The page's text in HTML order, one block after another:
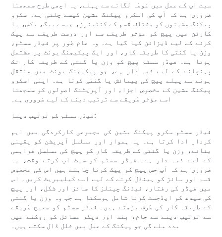
سیٹ اپ کے عمل میں غوطہ لگانے سے پہلے، یہ اچھی طرح سمجھنا
ضروری ہے کہ آپ کی اسکرو پیکنگ مشین کیسے چلتی ہے۔ سکرو
پیکنگ مشینوں کو مختلف قسم کے کنٹینرز، جیسے بیگ، بکس، یا
کارٹن میں پیچ کو مؤثر طریقے سے اور درست طریقے سے پیک
کرنے کے لیے ڈیزائن کیا گیا ہے۔ وہ عام طور پر فیڈر سسٹم،
وزن یا گنتی کا طریقہ کار، اور ایک پیکیجنگ یونٹ پر مشتمل
ہوتا ہے۔ فیڈر سسٹم پیچ کو وزن یا گنتی کے طریقہ کار تک
پہنچانے کے لیے ذمہ دار ہے، جو پیکیجنگ یونٹ میں منتقل
ہونے سے پہلے پیچ کی پیمائش یا گنتی کرتا ہے۔ اپنی اسکرو
پیکنگ مشین کے مخصوص اجزاء اور آپریٹنگ اصولوں کو سمجھنا
اسے مؤثر طریقے سے ترتیب دینے کے لیے ضروری ہے۔
فیڈر سسٹم کو ترتیب دینا:
فیڈر سسٹم سکرو پیکنگ مشین کی مجموعی کارکردگی میں اہم
کردار ادا کرتا ہے۔ یہ ہموار اور مسلسل آپریشن کو یقینی
بنانے، وزن یا گنتی کے طریقہ کار کو پیچ کی مسلسل فراہمی
کے لیے ذمہ دار ہے۔ فیڈر سسٹم کو سیٹ اپ کرتے وقت، یہ
ضروری ہے کہ آپ جس پیچ کو پیک کرنا چاہتے ہیں اس کی مخصوص
قسم اور سائز کو ہینڈل کرنے کے لیے اسے کیلیبریٹ کریں۔ اس
میں فیڈر کی رفتار، فیڈنگ چینلز کا سائز اور شکل، اور پیچ
کی سیدھ کو ایڈجسٹ کرنا شامل ہوسکتا ہے جب وہ وزن یا گنتی
کے طریقہ کار کی طرف بڑھتے ہیں۔ فیڈر سسٹم کو صحیح طریقے
سے ترتیب دینے سے جام، بند اور دیگر مسائل کو روکنے میں
مدد ملے گی جو پیکنگ کے عمل میں خلل ڈال سکتے ہیں۔